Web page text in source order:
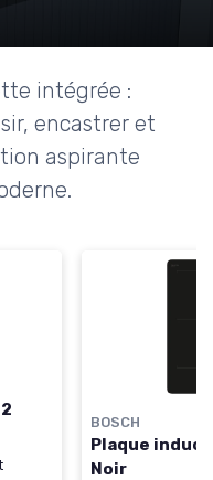
intégrée :
encastrer et
aspirante
BOSCH
Plaque
Noir